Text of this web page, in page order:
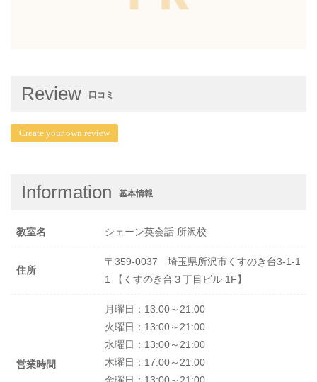
Review 口コミ
Create your own review
Information 基本情報
教室名 シェーン英会話 所沢校
住所
〒359-0037 埼玉県所沢市くすのき台3-1-1
1 【くすのき台３丁目ビル 1F】
営業時間
月曜日：13:00～21:00
火曜日：13:00～21:00
水曜日：13:00～21:00
木曜日：17:00～21:00